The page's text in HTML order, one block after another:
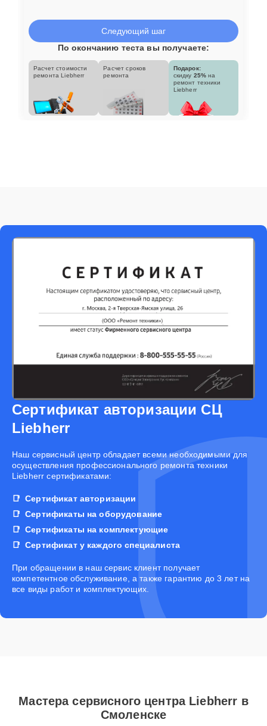
Следующий шаг
По окончанию теста вы получаете:
Расчет стоимости
ремонта Liebherr
Расчет сроков
ремонта
Подарок:
скидку 25% на
ремонт техники
Liebherr
Сертификат авторизации СЦ
Liebherr
Наш сервисный центр обладает всеми необходимыми для
осуществления профессионального ремонта техники
Liebherr сертификатами:
Сертификат авторизации
Сертификаты на оборудование
Сертификаты на комплектующие
Сертификат у каждого специалиста
При обращении в наш сервис клиент получает
компетентное обслуживание, а также гарантию до 3 лет на
все виды работ и комплектующих.
Мастера сервисного центра Liebherr в
Смоленске